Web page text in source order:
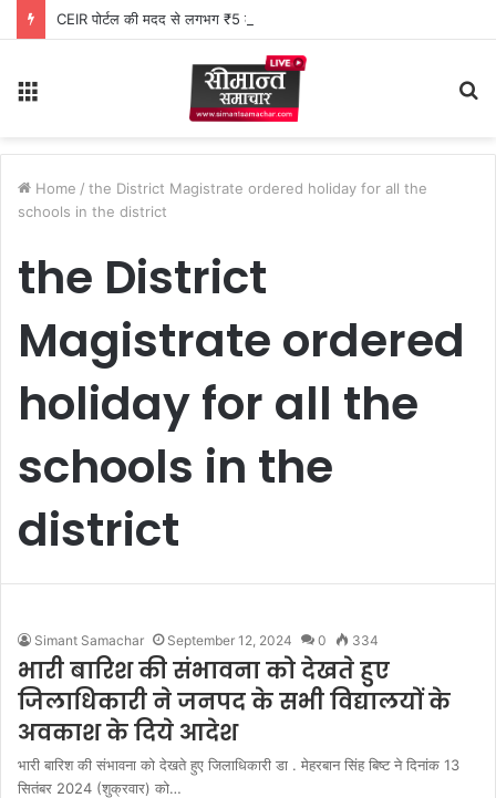
CEIR पोर्टल की मदद से लगभग ₹5 लाख मूल्य के 20 मोबाइल फोन बरामद
Home / the District Magistrate ordered holiday for all the
schools in the district
the District
Magistrate ordered
holiday for all the
schools in the
district
Simant Samachar September 12, 2024 0 334
भारी बारिश की संभावना को देखते हुए
जिलाधिकारी ने जनपद के सभी विद्यालयों के
अवकाश के दिये आदेश
भारी बारिश की संभावना को देखते हुए जिलाधिकारी डा . मेहरबान सिंह बिष्ट ने दिनांक 13
सितंबर 2024 (शुक्रवार) को…